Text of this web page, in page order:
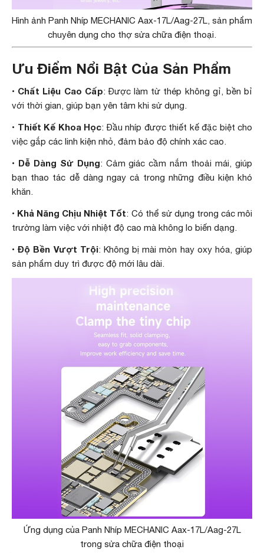
Hình ảnh Panh Nhíp MECHANIC Aax-17L/Aag-27L, sản phẩm
chuyên dụng cho thợ sửa chữa điện thoại.
Ưu Điểm Nổi Bật Của Sản Phẩm
• Chất Liệu Cao Cấp: Được làm từ thép không gỉ, bền bỉ
với thời gian, giúp bạn yên tâm khi sử dụng.
• Thiết Kế Khoa Học: Đầu nhíp được thiết kế đặc biệt cho
việc gắp các linh kiện nhỏ, đảm bảo độ chính xác cao.
• Dễ Dàng Sử Dụng: Cảm giác cầm nắm thoải mái, giúp
bạn thao tác dễ dàng ngay cả trong những điều kiện khó
khăn.
• Khả Năng Chịu Nhiệt Tốt: Có thể sử dụng trong các môi
trường làm việc với nhiệt độ cao mà không lo biến dạng.
•Độ Bền Vượt Trội: Không bị mài mòn hay oxy hóa, giúp
sản phẩm duy trì được độ mới lâu dài.
Ứng dụng của Panh Nhíp MECHANIC Aax-17L/Aag-27L
trong sửa chữa điện thoại